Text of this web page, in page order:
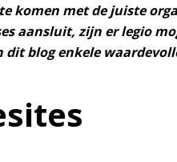
komen met de juiste
aansluit, zijn er legio
dit blog enkele